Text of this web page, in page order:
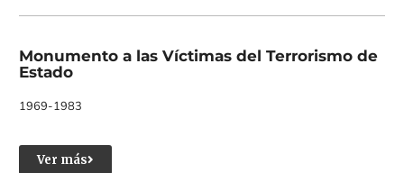
Monumento a las Víctimas del Terrorismo de
Estado
1969-1983
Ver más